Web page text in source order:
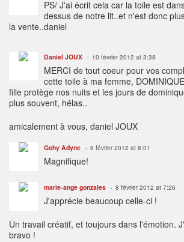
PS/ J'ai écrit cela car la toile est
dessus de notre lit..et n'est donc
la vente..daniel
Daniel JOUX 10 février 2012 at 3:38
MERCI de tout coeur pour vos
cette toile à ma femme,
fille protège nos nuits et les jours de
plus souvent, hélas..
amicalement à vous, daniel JOUX
Gohy Adyne 9 février 2012 at 8:01
Magnifique!
marie-ange gonzales 8 février 2012 at 7:26
J'apprécie beaucoup celle-ci !
Un travail créatif, et toujours dans l'émotion.
bravo !